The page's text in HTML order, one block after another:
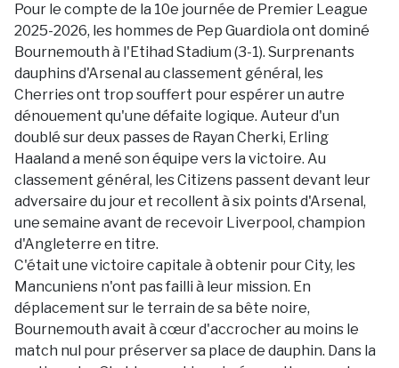
Pour le compte de la 10e journée de Premier League
2025-2026, les hommes de Pep Guardiola ont dominé
Bournemouth à l'Etihad Stadium (3-1). Surprenants
dauphins d'Arsenal au classement général, les
Cherries ont trop souffert pour espérer un autre
dénouement qu'une défaite logique. Auteur d'un
doublé sur deux passes de Rayan Cherki, Erling
Haaland a mené son équipe vers la victoire. Au
classement général, les Citizens passent devant leur
adversaire du jour et recollent à six points d'Arsenal,
une semaine avant de recevoir Liverpool, champion
d'Angleterre en titre.
C'était une victoire capitale à obtenir pour City, les
Mancuniens n'ont pas failli à leur mission. En
déplacement sur le terrain de sa bête noire,
Bournemouth avait à cœur d'accrocher au moins le
match nul pour préserver sa place de dauphin. Dans la